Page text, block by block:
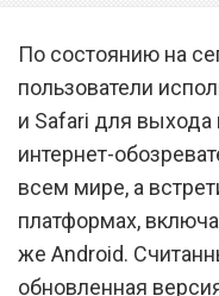
В веб-
самую
года,
По состоянию на
пользователи
и Safari для выхода
интернет-
всем мире, а
платформах,
же Android.
обновленная